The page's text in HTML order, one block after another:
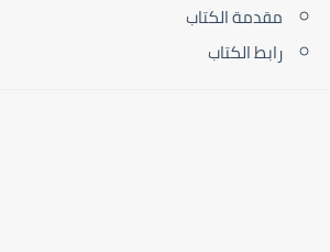
مقدمة الكتاب
رابط الكتاب